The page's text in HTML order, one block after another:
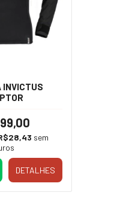
INVICTUS
sem
DETALHES